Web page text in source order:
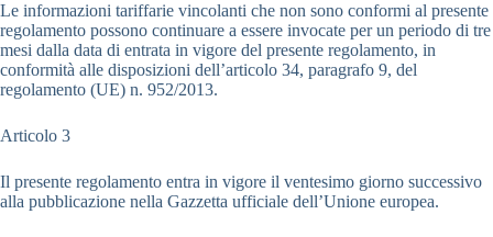
Le informazioni tariffarie vincolanti che non sono conformi al presente
regolamento possono continuare a essere invocate per un periodo di tre
mesi dalla data di entrata in vigore del presente regolamento, in
conformità alle disposizioni dell’articolo 34, paragrafo 9, del
regolamento (UE) n. 952/2013.
Articolo 3
Il presente regolamento entra in vigore il ventesimo giorno successivo
alla pubblicazione nella Gazzetta ufficiale dell’Unione europea.